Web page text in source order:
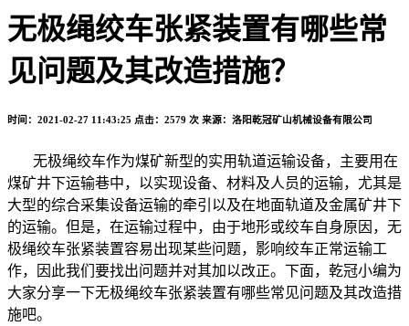
无极绳绞车张紧装置有哪些常
见问题及其改造措施？
时间：2021-02-27 11:43:25 点击：2579 次 来源：洛阳乾冠矿山机械设备有限公司
无极绳绞车作为煤矿新型的实用轨道运输设备，主要用在
煤矿井下运输巷中，以实现设备、材料及人员的运输，尤其是
大型的综合采集设备运输的牵引以及在地面轨道及金属矿井下
的运输。但是，在运输过程中，由于地形或绞车自身原因，无
极绳绞车张紧装置容易出现某些问题，影响绞车正常运输工
作，因此我们要找出问题并对其加以改正。下面，乾冠小编为
大家分享一下无极绳绞车张紧装置有哪些常见问题及其改造措
施吧。